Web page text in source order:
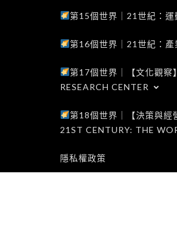
第15個世界｜21世紀：
第16個世界｜21世紀：
第17個世界｜【文化觀
RESEARCH CENTER
第18個世界｜【決策與
21ST CENTURY: THE
隱私權政策